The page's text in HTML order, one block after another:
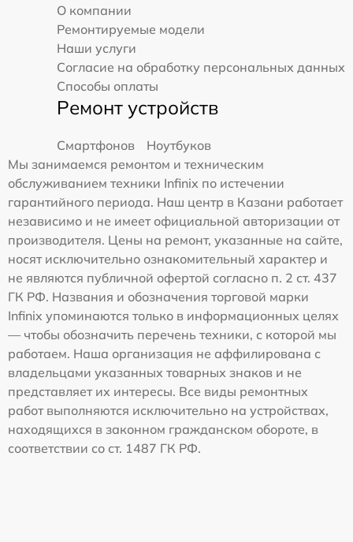
О компании
Ремонтируемые модели
Наши услуги
Согласие на обработку персональных данных
Способы оплаты
Ремонт устройств
Смартфонов
Ноутбуков
Мы занимаемся ремонтом и техническим
обслуживанием техники Infinix по истечении
гарантийного периода. Наш центр в Казани работает
независимо и не имеет официальной авторизации от
производителя. Цены на ремонт, указанные на сайте,
носят исключительно ознакомительный характер и
не являются публичной офертой согласно п. 2 ст. 437
ГК РФ. Названия и обозначения торговой марки
Infinix упоминаются только в информационных целях
— чтобы обозначить перечень техники, с которой мы
работаем. Наша организация не аффилирована с
владельцами указанных товарных знаков и не
представляет их интересы. Все виды ремонтных
работ выполняются исключительно на устройствах,
находящихся в законном гражданском обороте, в
соответствии со ст. 1487 ГК РФ.